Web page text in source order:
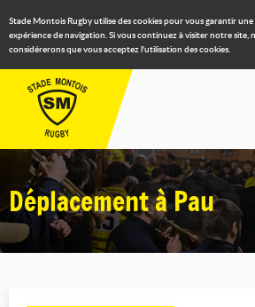
Stade Montois Rugby utilise des cookies pour vous garantir
expérience de navigation. Si vous continuez à visiter notre site,
considérerons que vous acceptez l'utilisation des cookies.
Déplacement à Pau